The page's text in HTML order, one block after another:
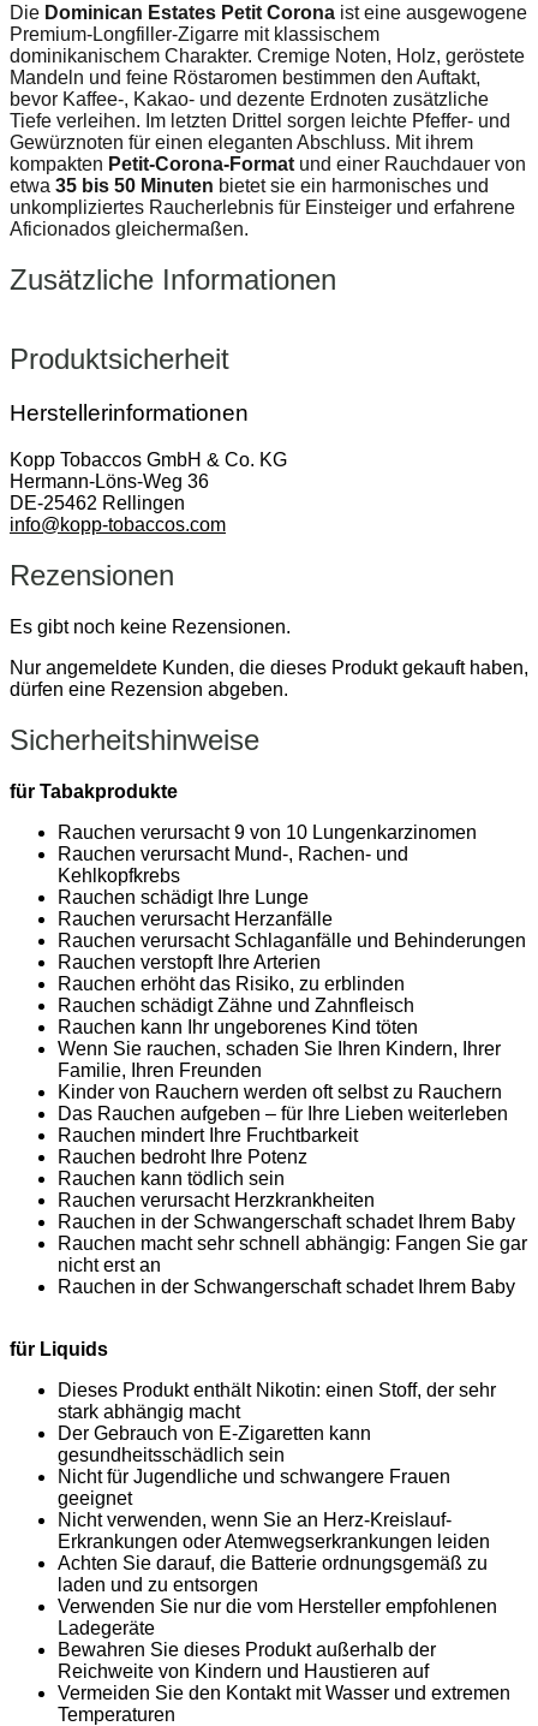
Die Dominican Estates Petit Corona ist eine ausgewogene
Premium-Longfiller-Zigarre mit klassischem
dominikanischem Charakter. Cremige Noten, Holz, geröstete
Mandeln und feine Röstaromen bestimmen den Auftakt,
bevor Kaffee-, Kakao- und dezente Erdnoten zusätzliche
Tiefe verleihen. Im letzten Drittel sorgen leichte Pfeffer- und
Gewürznoten für einen eleganten Abschluss. Mit ihrem
kompakten Petit-Corona-Format und einer Rauchdauer von
etwa 35 bis 50 Minuten bietet sie ein harmonisches und
unkompliziertes Raucherlebnis für Einsteiger und erfahrene
Aficionados gleichermaßen.
Zusätzliche Informationen
Produktsicherheit
Herstellerinformationen
Kopp Tobaccos GmbH & Co. KG
Hermann-Löns-Weg 36
DE-25462 Rellingen
info@kopp-tobaccos.com
Rezensionen
Es gibt noch keine Rezensionen.
Nur angemeldete Kunden, die dieses Produkt gekauft haben,
dürfen eine Rezension abgeben.
Sicherheitshinweise
für Tabakprodukte
Rauchen verursacht 9 von 10 Lungenkarzinomen
Rauchen verursacht Mund-, Rachen- und
Kehlkopfkrebs
Rauchen schädigt Ihre Lunge
Rauchen verursacht Herzanfälle
Rauchen verursacht Schlaganfälle und Behinderungen
Rauchen verstopft Ihre Arterien
Rauchen erhöht das Risiko, zu erblinden
Rauchen schädigt Zähne und Zahnfleisch
Rauchen kann Ihr ungeborenes Kind töten
Wenn Sie rauchen, schaden Sie Ihren Kindern, Ihrer
Familie, Ihren Freunden
Kinder von Rauchern werden oft selbst zu Rauchern
Das Rauchen aufgeben – für Ihre Lieben weiterleben
Rauchen mindert Ihre Fruchtbarkeit
Rauchen bedroht Ihre Potenz
Rauchen kann tödlich sein
Rauchen verursacht Herzkrankheiten
Rauchen in der Schwangerschaft schadet Ihrem Baby
Rauchen macht sehr schnell abhängig: Fangen Sie gar
nicht erst an
Rauchen in der Schwangerschaft schadet Ihrem Baby
für Liquids
Dieses Produkt enthält Nikotin: einen Stoff, der sehr
stark abhängig macht
Der Gebrauch von E-Zigaretten kann
gesundheitsschädlich sein
Nicht für Jugendliche und schwangere Frauen
geeignet
Nicht verwenden, wenn Sie an Herz-Kreislauf-
Erkrankungen oder Atemwegserkrankungen leiden
Achten Sie darauf, die Batterie ordnungsgemäß zu
laden und zu entsorgen
Verwenden Sie nur die vom Hersteller empfohlenen
Ladegeräte
Bewahren Sie dieses Produkt außerhalb der
Reichweite von Kindern und Haustieren auf
Vermeiden Sie den Kontakt mit Wasser und extremen
Temperaturen